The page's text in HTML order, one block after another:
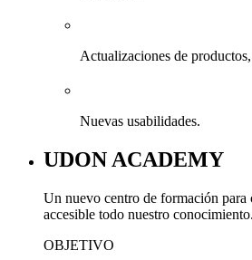
Actualizaciones de
Nuevas usabilidades.
UDON ACADEMY
Un nuevo centro de formación
accesible todo nuestro conocimiento.
OBJETIVO